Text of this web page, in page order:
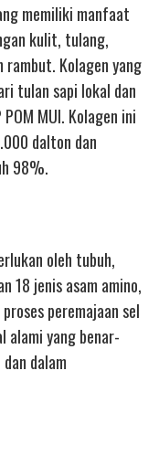
memiliki manfaat
kulit, tulang,
rambut. Kolagen yang
tulan sapi lokal dan
MUI. Kolagen ini
dalton dan
98%.
oleh tubuh,
18 jenis asam amino,
peremajaan sel
alami yang benar-
dalam